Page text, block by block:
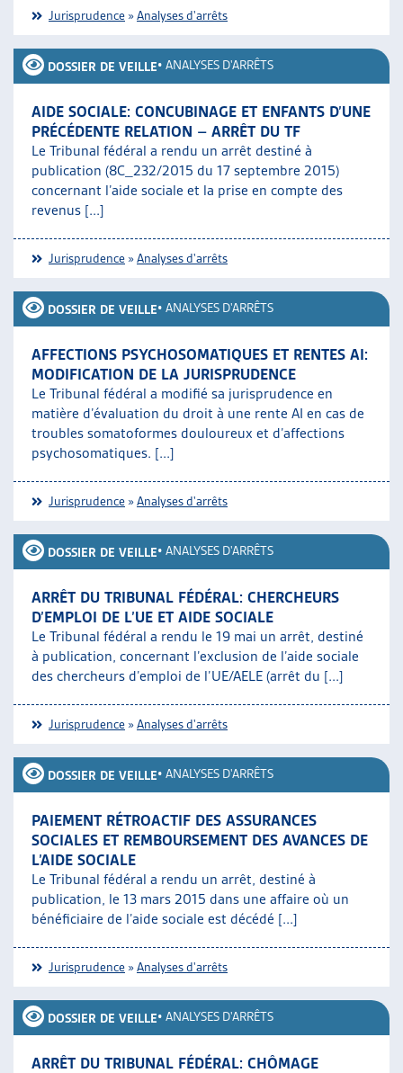
Jurisprudence »Analyses d'arrêts
DOSSIER DE VEILLE• ANALYSES D'ARRÊTS
AIDE SOCIALE: CONCUBINAGE ET ENFANTS D’UNE
PRÉCÉDENTE RELATION – ARRÊT DU TF
Le Tribunal fédéral a rendu un arrêt destiné à
publication (8C_232/2015 du 17 septembre 2015)
concernant l’aide sociale et la prise en compte des
revenus [...]
Jurisprudence »Analyses d'arrêts
DOSSIER DE VEILLE• ANALYSES D'ARRÊTS
AFFECTIONS PSYCHOSOMATIQUES ET RENTES AI:
MODIFICATION DE LA JURISPRUDENCE
Le Tribunal fédéral a modifié sa jurisprudence en
matière d’évaluation du droit à une rente AI en cas de
troubles somatoformes douloureux et d’affections
psychosomatiques. [...]
Jurisprudence »Analyses d'arrêts
DOSSIER DE VEILLE• ANALYSES D'ARRÊTS
ARRÊT DU TRIBUNAL FÉDÉRAL: CHERCHEURS
D’EMPLOI DE L’UE ET AIDE SOCIALE
Le Tribunal fédéral a rendu le 19 mai un arrêt, destiné
à publication, concernant l’exclusion de l’aide sociale
des chercheurs d’emploi de l’UE/AELE (arrêt du [...]
Jurisprudence »Analyses d'arrêts
DOSSIER DE VEILLE• ANALYSES D'ARRÊTS
PAIEMENT RÉTROACTIF DES ASSURANCES
SOCIALES ET REMBOURSEMENT DES AVANCES DE
L’AIDE SOCIALE
Le Tribunal fédéral a rendu un arrêt, destiné à
publication, le 13 mars 2015 dans une affaire où un
bénéficiaire de l’aide sociale est décédé [...]
Jurisprudence »Analyses d'arrêts
DOSSIER DE VEILLE• ANALYSES D'ARRÊTS
ARRÊT DU TRIBUNAL FÉDÉRAL: CHÔMAGE